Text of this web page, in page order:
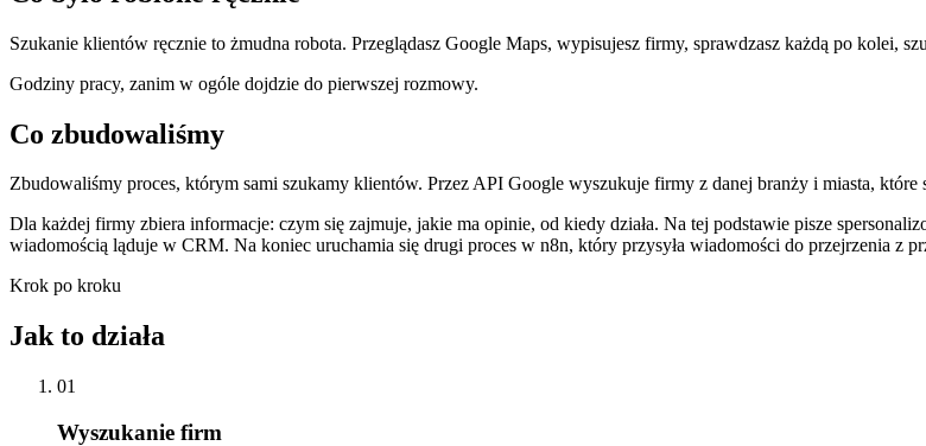
Szukanie klientów ręcznie to żmudna robota. Przeglądasz Google Maps, wypisujesz firmy, sprawdzasz każdą po kolei,
Godziny pracy, zanim w ogóle dojdzie do pierwszej rozmowy.
Co zbudowaliśmy
Zbudowaliśmy proces, którym sami szukamy klientów. Przez API Google wyszukuje firmy z danej branży i miasta,
Dla każdej firmy zbiera informacje: czym się zajmuje, jakie ma opinie, od kiedy działa. Na tej podstawie pisze
wiadomością ląduje w CRM. Na koniec uruchamia się drugi proces w n8n, który przysyła wiadomości do przejrzenia z
Krok po kroku
Jak to działa
01
Wyszukanie firm